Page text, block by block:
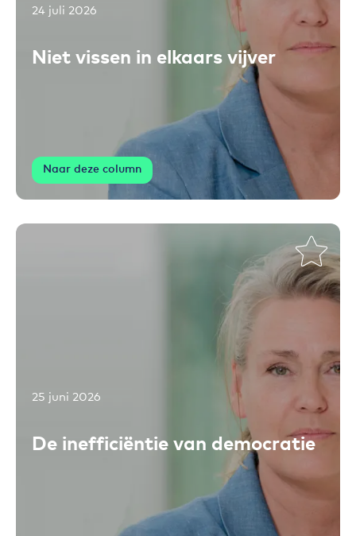
24 juli 2026
Niet vissen in elkaars vijver
Naar deze column
25 juni 2026
De inefficiëntie van democratie